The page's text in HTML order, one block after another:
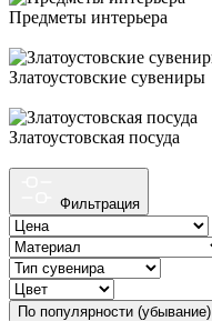
Предметы интерьера
Златоустовские сувениры
Златоустовская посуда
Фильтрация
По популярности (убывание)